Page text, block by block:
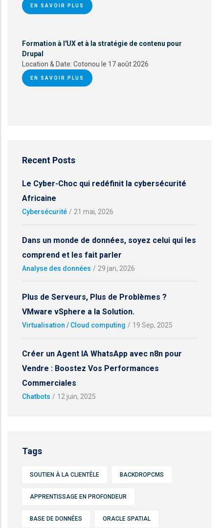
EN SAVOIR PLUS
Formation à l'UX et à la stratégie de contenu pour
Drupal
Location & Date: Cotonou le 17 août 2026
EN SAVOIR PLUS
Recent Posts
Le Cyber-Choc qui redéfinit la cybersécurité
Africaine
Cybersécurité / 21 mai, 2026
Dans un monde de données, soyez celui qui les
comprend et les fait parler
Analyse des données / 29 jan, 2026
Plus de Serveurs, Plus de Problèmes ?
VMware vSphere a la Solution.
Virtualisation / Cloud computing / 19 Sep, 2025
Créer un Agent IA WhatsApp avec n8n pour
Vendre : Boostez Vos Performances
Commerciales
Chatbots / 12 juin, 2025
Tags
SOUTIEN À LA CLIENTÈLE BACKDROPCMS
APPRENTISSAGE EN PROFONDEUR
BASE DE DONNÉES ORACLE SPATIAL